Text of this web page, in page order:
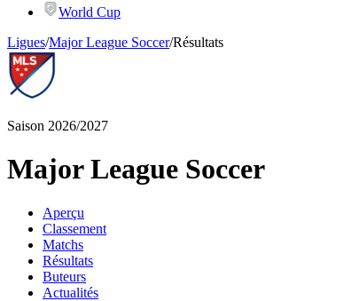
World Cup
Ligues/Major League Soccer/Résultats
Saison 2026/2027
Major League Soccer
Aperçu
Classement
Matchs
Résultats
Buteurs
Actualités